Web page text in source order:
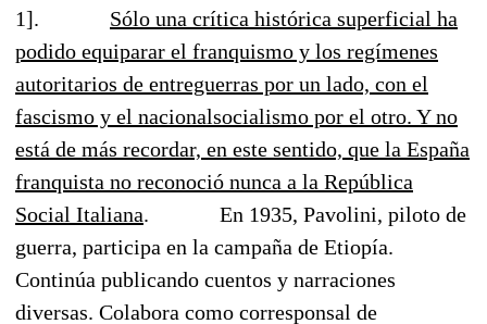
1].
Sólo una crítica histórica superficial ha
podido equiparar el franquismo y los regímenes
autoritarios de entreguerras por un lado, con el
fascismo y el nacionalsocialismo por el otro. Y no
está de más recordar, en este sentido, que la España
franquista no reconoció nunca a la República
Social Italiana.
En 1935, Pavolini, piloto de
guerra, participa en la campaña de Etiopía.
Continúa publicando cuentos y narraciones
diversas. Colabora como corresponsal de